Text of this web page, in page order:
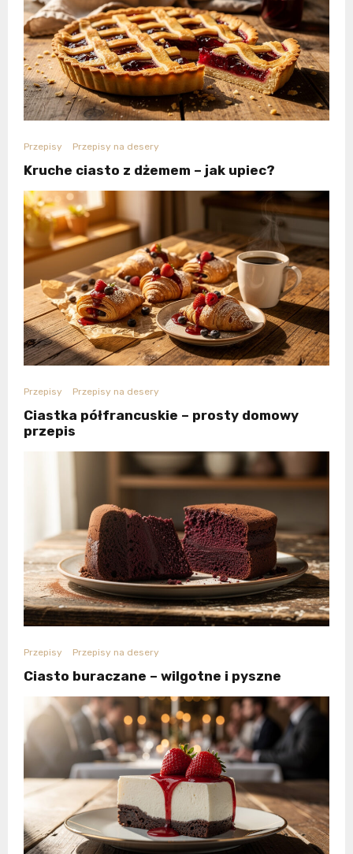
Przepisy Przepisy na desery
Kruche ciasto z dżemem – jak upiec?
Przepisy Przepisy na desery
Ciastka półfrancuskie – prosty domowy
przepis
Przepisy Przepisy na desery
Ciasto buraczane – wilgotne i pyszne